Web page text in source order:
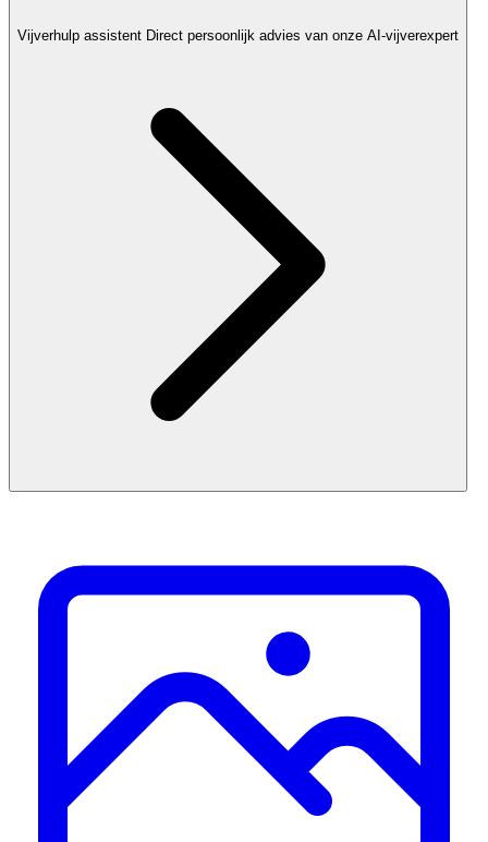
Vijverhulp assistent Direct persoonlijk advies van onze AI-vijverexpert